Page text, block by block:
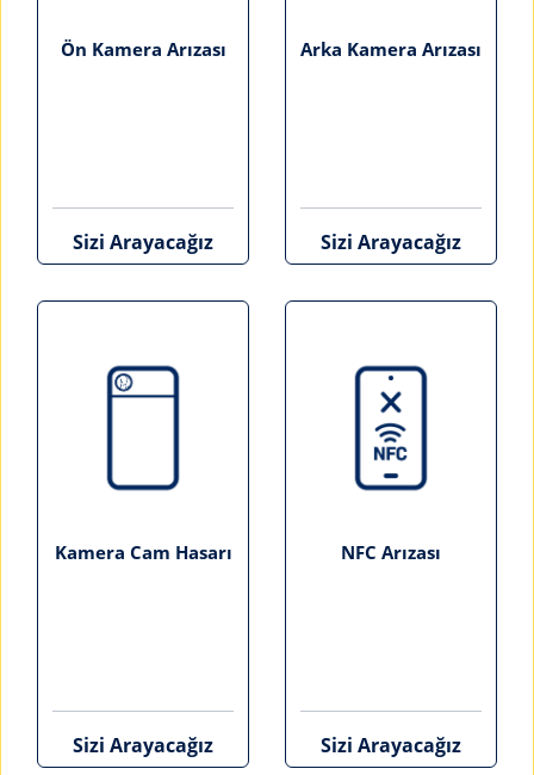
Ön Kamera Arızası
Sizi Arayacağız
Arka Kamera Arızası
Sizi Arayacağız
Kamera Cam Hasarı
Sizi Arayacağız
NFC Arızası
Sizi Arayacağız